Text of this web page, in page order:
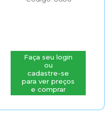
Faça seu login
ou
cadastre-se
para ver preços
e comprar